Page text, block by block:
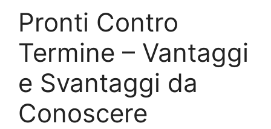
Pronti Contro
Termine – Vantaggi
e Svantaggi da
Conoscere